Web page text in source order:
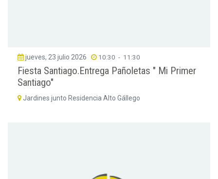
jueves, 23 julio 2026 10:30 - 11:30
Fiesta Santiago.Entrega Pañoletas " Mi Primer
Santiago"
Jardines junto Residencia Alto Gállego